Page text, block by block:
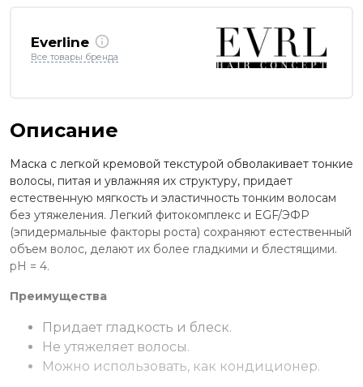
Everline
Все товары бренда
Описание
Маска с легкой кремовой текстурой обволакивает тонкие
волосы, питая и увлажняя их структуру, придает
естественную мягкость и эластичность тонким волосам
без утяжеления. Легкий фитокомплекс и EGF/ЭФР
(эпидермальные факторы роста) сохраняют естественный
объем волос, делают их более гладкими и блестящими.
рН = 4.
Преимущества
Придает гладкость и блеск.
Не утяжеляет волосы.
Можно использовать, как кондиционер.